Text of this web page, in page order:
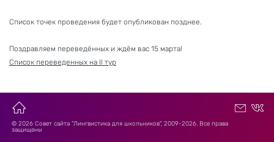
Список точек проведения будет опубликован позднее.
Поздравляем переведённых и ждём вас 15 марта!
Список переведенных на II тур
© 2026 Совет сайта "Лингвистика для школьников", 2009-2026. Все права
защищены